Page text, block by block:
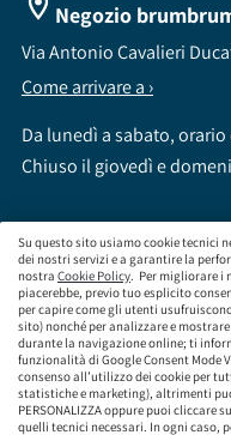
Su questo sito usiamo cookie tecnici
dei nostri servizi e a garantire la
nostra Cookie Policy. Per migliorare i
piacerebbe, previo tuo esplicito
per capire come gli utenti
sito) nonché per analizzare e
durante la navigazione online; ti
funzionalità di Google Consent Mode
consenso all’utilizzo dei cookie per
statistiche e marketing), altrimenti
PERSONALIZZA oppure puoi cliccare
quelli tecnici necessari. In ogni caso,
Negozio
Via Antonio Cavalieri
Come arrivare a ›
Da lunedì a sabato,
Chiuso il giovedì e
brumbrum S.p.A a socio unico - CF /
Capitale
Sede Legale Via
Società soggetta alla
Società soggetta al controllo
Numero iscrizione: E000629295